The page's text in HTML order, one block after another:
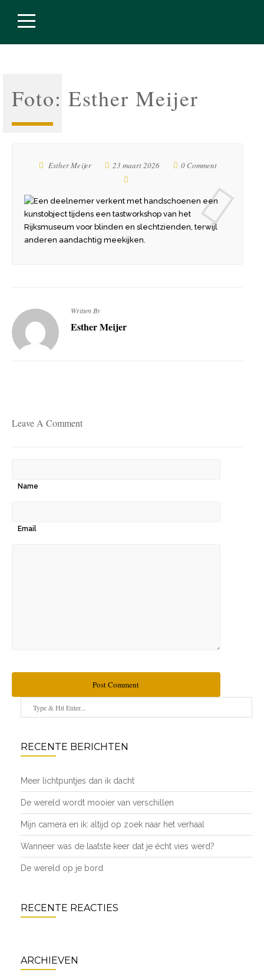
Foto: Esther Meijer
Esther Meijer 23 maart 2026 0 Comment
Written By
Esther Meijer
Leave A Comment
Name
Email
Post Comment
RECENTE BERICHTEN
Meer lichtpuntjes dan ik dacht
De wereld wordt mooier van verschillen
Mijn camera en ik: altijd op zoek naar het verhaal
Wanneer was de laatste keer dat je écht vies werd?
De wereld op je bord
RECENTE REACTIES
ARCHIEVEN